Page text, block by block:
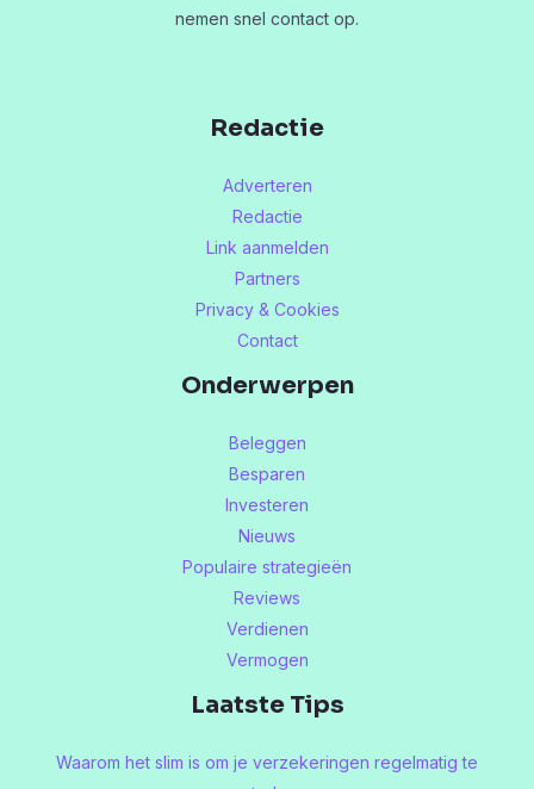
nemen snel contact op.
Redactie
Adverteren
Redactie
Link aanmelden
Partners
Privacy & Cookies
Contact
Onderwerpen
Beleggen
Besparen
Investeren
Nieuws
Populaire strategieën
Reviews
Verdienen
Vermogen
Laatste Tips
Waarom het slim is om je verzekeringen regelmatig te